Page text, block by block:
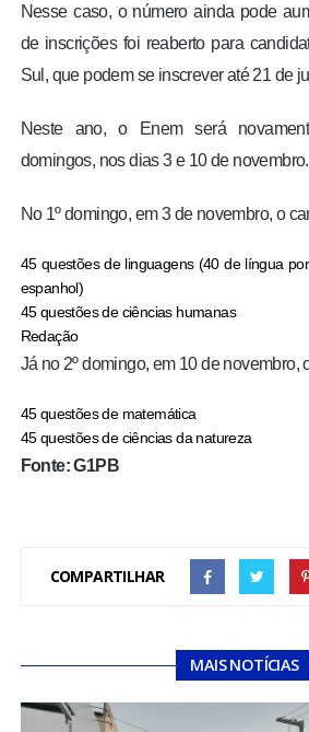
Nesse caso, o número ainda pode
de inscrições foi reaberto para
Sul, que podem se inscrever até 21 de
Neste ano, o Enem será
domingos, nos dias 3 e 10 de novembro.
No 1º domingo, em 3 de novembro, o
45 questões de linguagens (40 de língua
espanhol)
45 questões de ciências humanas
Redação
Já no 2º domingo, em 10 de novembro,
45 questões de matemática
45 questões de ciências da natureza
Fonte: G1PB
COMPARTILHAR
MAIS NOTÍCIAS